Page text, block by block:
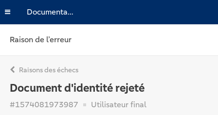
Documentation
Raison de l’erreur
Raisons des échecs
Document d'identité rejeté
#1574081973987 Utilisateur final